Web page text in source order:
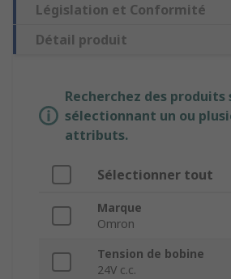
Législation et Conformité
Détail produit
Recherchez des
sélectionnant un ou
attributs.
Sélectionner tout
Marque
Omron
Tension de bobine
24V c.c.